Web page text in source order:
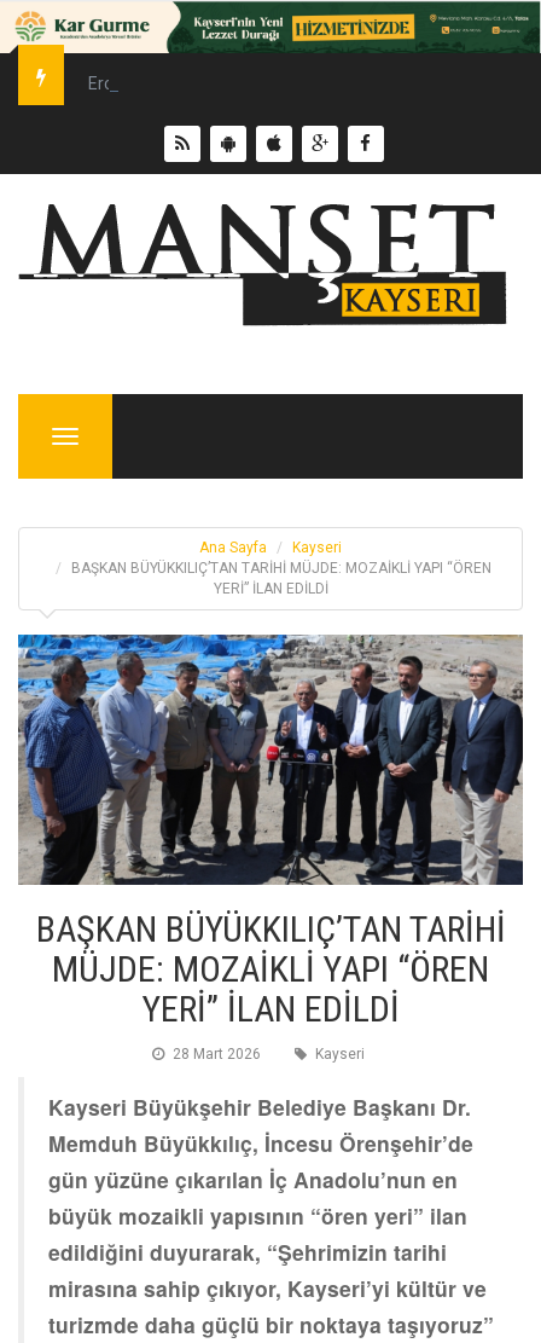
Erciyes Üniversitesi’nde Sürdürülebilir Enerji Hamlesi
Menu
Ana Sayfa
Kayseri
BAŞKAN BÜYÜKKILIÇ’TAN TARİHİ MÜJDE: MOZAİKLİ YAPI “ÖREN
YERİ” İLAN EDİLDİ
BAŞKAN BÜYÜKKILIÇ’TAN TARİHİ
MÜJDE: MOZAİKLİ YAPI “ÖREN
YERİ” İLAN EDİLDİ
28 Mart 2026 Kayseri
Kayseri Büyükşehir Belediye Başkanı Dr.
Memduh Büyükkılıç, İncesu Örenşehir’de
gün yüzüne çıkarılan İç Anadolu’nun en
büyük mozaikli yapısının “ören yeri” ilan
edildiğini duyurarak, “Şehrimizin tarihi
mirasına sahip çıkıyor, Kayseri’yi kültür ve
turizmde daha güçlü bir noktaya taşıyoruz”